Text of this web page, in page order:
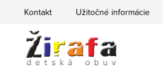
Kontakt Užitočné informácie